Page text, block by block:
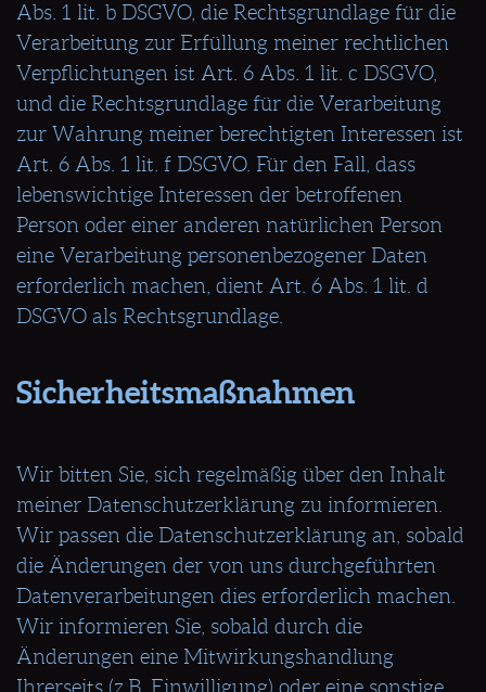
Abs. 1 lit. b DSGVO, die Rechtsgrundlage für die
Verarbeitung zur Erfüllung meiner rechtlichen
Verpflichtungen ist Art. 6 Abs. 1 lit. c DSGVO,
und die Rechtsgrundlage für die Verarbeitung
zur Wahrung meiner berechtigten Interessen ist
Art. 6 Abs. 1 lit. f DSGVO. Für den Fall, dass
lebenswichtige Interessen der betroffenen
Person oder einer anderen natürlichen Person
eine Verarbeitung personenbezogener Daten
erforderlich machen, dient Art. 6 Abs. 1 lit. d
DSGVO als Rechtsgrundlage.
Sicherheitsmaßnahmen
Wir bitten Sie, sich regelmäßig über den Inhalt
meiner Datenschutzerklärung zu informieren.
Wir passen die Datenschutzerklärung an, sobald
die Änderungen der von uns durchgeführten
Datenverarbeitungen dies erforderlich machen.
Wir informieren Sie, sobald durch die
Änderungen eine Mitwirkungshandlung
Ihrerseits (z.B. Einwilligung) oder eine sonstige